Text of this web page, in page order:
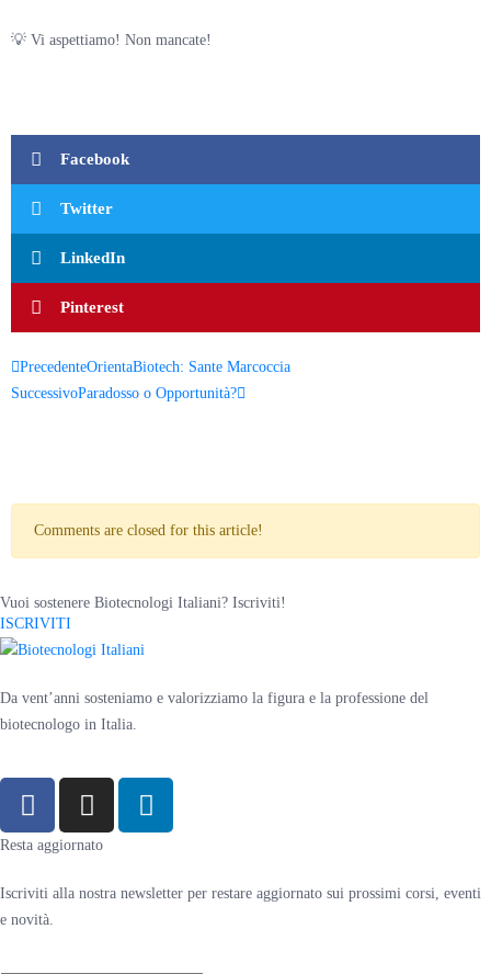
💡 Vi aspettiamo! Non mancate!
Facebook
Twitter
LinkedIn
Pinterest
PrecedenteOrientaBiotech: Sante Marcoccia
SuccessivoParadosso o Opportunità?
Comments are closed for this article!
Vuoi sostenere Biotecnologi Italiani? Iscriviti!
ISCRIVITI
Da vent’anni sosteniamo e valorizziamo la figura e la professione del
biotecnologo in Italia.
Resta aggiornato
Iscriviti alla nostra newsletter per restare aggiornato sui prossimi corsi, eventi
e novità.